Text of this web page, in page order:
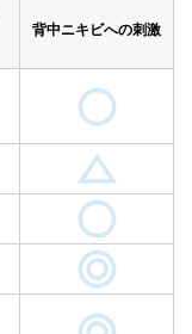
背中ニキビへの刺激